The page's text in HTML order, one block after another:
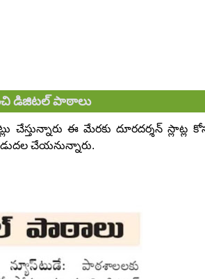
డిజిటల్ పాఠాలు
ఈ మేరకు దూరదర్శన్‌ స్లాట్ల
చేయనున్నారు.